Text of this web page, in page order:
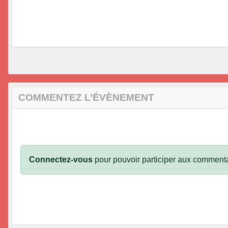
COMMENTEZ L’ÉVÈNEMENT
Connectez-vous pour pouvoir participer aux